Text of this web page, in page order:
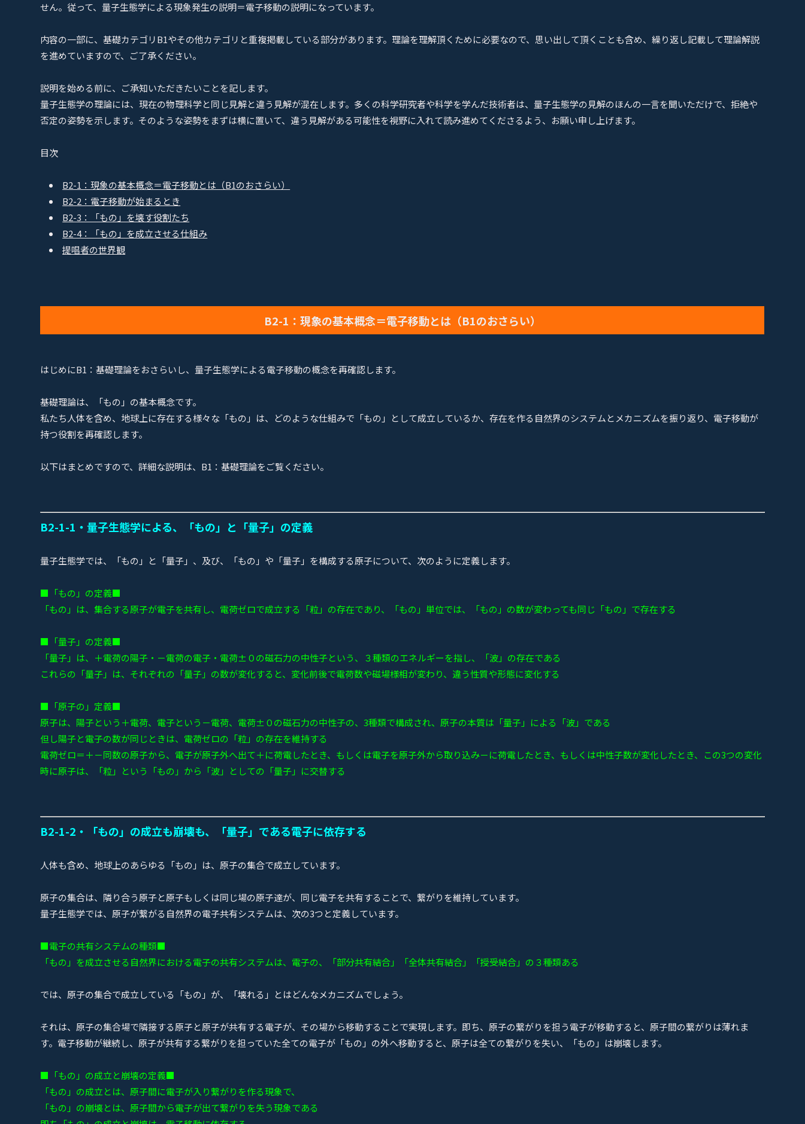
せん。従って、量子生態学による現象発生の説明＝電子移動の説明になっています。
内容の一部に、基礎カテゴリB1やその他カテゴリと重複掲載している部分があります。理論を理解頂くために必要なので、思い出して頂くことも含め、繰り返し記載して理論解説
を進めていますので、ご了承ください。
説明を始める前に、ご承知いただきたいことを記します。
量子生態学の理論には、現在の物理科学と同じ見解と違う見解が混在します。多くの科学研究者や科学を学んだ技術者は、量子生態学の見解のほんの一言を聞いただけで、拒絶や
否定の姿勢を示します。そのような姿勢をまずは横に置いて、違う見解がある可能性を視野に入れて読み進めてくださるよう、お願い申し上げます。
目次
B2-1：現象の基本概念＝電子移動とは（B1のおさらい）
B2-2：電子移動が始まるとき
B2-3：「もの」を壊す役割たち
B2-4：「もの」を成立させる仕組み
提唱者の世界観
B2-1：現象の基本概念＝電子移動とは（B1のおさらい）
はじめにB1：基礎理論をおさらいし、量子生態学による電子移動の概念を再確認します。
基礎理論は、「もの」の基本概念です。
私たち人体を含め、地球上に存在する様々な「もの」は、どのような仕組みで「もの」として成立しているか、存在を作る自然界のシステムとメカニズムを振り返り、電子移動が
持つ役割を再確認します。
以下はまとめですので、詳細な説明は、B1：基礎理論をご覧ください。
B2-1-1・量子生態学による、「もの」と「量子」の定義
量子生態学では、「もの」と「量子」、及び、「もの」や「量子」を構成する原子について、次のように定義します。
■「もの」の定義■
「もの」は、集合する原子が電子を共有し、電荷ゼロで成立する「粒」の存在であり、「もの」単位では、「もの」の数が変わっても同じ「もの」で存在する
■「量子」の定義■
「量子」は、＋電荷の陽子・－電荷の電子・電荷±０の磁石力の中性子という、３種類のエネルギーを指し、「波」の存在である
これらの「量子」は、それぞれの「量子」の数が変化すると、変化前後で電荷数や磁場様相が変わり、違う性質や形態に変化する
■「原子の」定義■
原子は、陽子という＋電荷、電子という－電荷、電荷±０の磁石力の中性子の、3種類で構成され、原子の本質は「量子」による「波」である
但し陽子と電子の数が同じときは、電荷ゼロの「粒」の存在を維持する
電荷ゼロ＝＋－同数の原子から、電子が原子外へ出て＋に荷電したとき、もしくは電子を原子外から取り込み－に荷電したとき、もしくは中性子数が変化したとき、この3つの変化
時に原子は、「粒」という「もの」から「波」としての「量子」に交替する
B2-1-2・「もの」の成立も崩壊も、「量子」である電子に依存する
人体も含め、地球上のあらゆる「もの」は、原子の集合で成立しています。
原子の集合は、隣り合う原子と原子もしくは同じ場の原子達が、同じ電子を共有することで、繋がりを維持しています。
量子生態学では、原子が繋がる自然界の電子共有システムは、次の3つと定義しています。
■電子の共有システムの種類■
「もの」を成立させる自然界における電子の共有システムは、電子の、「部分共有結合」「全体共有結合」「授受結合」の３種類ある
では、原子の集合で成立している「もの」が、「壊れる」とはどんなメカニズムでしょう。
それは、原子の集合場で隣接する原子と原子が共有する電子が、その場から移動することで実現します。即ち、原子の繋がりを担う電子が移動すると、原子間の繋がりは薄れま
す。電子移動が継続し、原子が共有する繋がりを担っていた全ての電子が「もの」の外へ移動すると、原子は全ての繋がりを失い、「もの」は崩壊します。
■「もの」の成立と崩壊の定義■
「もの」の成立とは、原子間に電子が入り繋がりを作る現象で、
「もの」の崩壊とは、原子間から電子が出て繋がりを失う現象である